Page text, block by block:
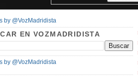
by @VozMadridista
EN VOZMADRIDISTA
by @VozMadridista